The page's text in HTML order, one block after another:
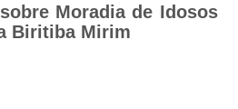
Moradia de Idosos
Biritiba Mirim